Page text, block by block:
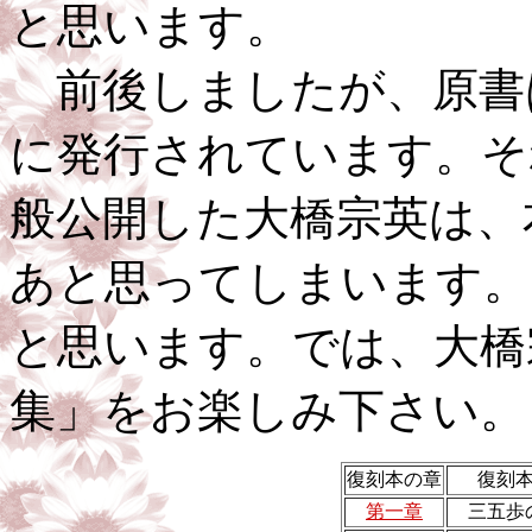
と思います。
前後しましたが、原書
に発行されています。
般公開した大橋宗英は
あと思ってしまいます
と思います。では、大
集」をお楽しみ下さい。
復刻本の章
復刻
第一章
三五歩